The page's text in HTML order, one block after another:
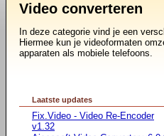
Video converteren
In deze categorie vind je een
Hiermee kun je videoformaten
apparaten als mobiele telefoons.
Laatste updates
Fix.Video - Video Re-Encoder
v1.32